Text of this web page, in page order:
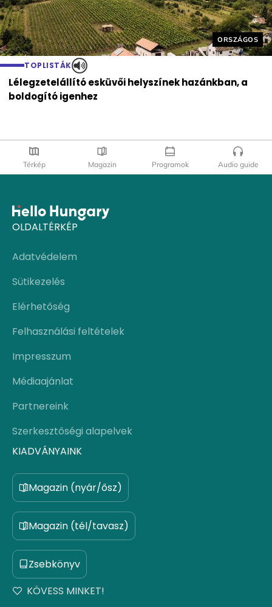
Helyszín
ORSZÁGOS
TOPLISTÁK
Lélegzetelállító esküvői helyszínek hazánkban, a
boldogító igenhez
Térkép Magazin Programok Audio guide
OLDALTÉRKÉP
Adatvédelem
Sütikezelés
Elérhetőség
Felhasználási feltételek
Impresszum
Médiaajánlat
Partnereink
Szerkesztőségi alapelvek
KIADVÁNYAINK
Magazin (nyár/ősz)
Magazin (tél/tavasz)
Zsebkönyv
KÖVESS MINKET!